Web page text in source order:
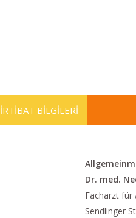
IRTIBAT BILGILERI
Dr. med.
Facharzt für
Sendlinger